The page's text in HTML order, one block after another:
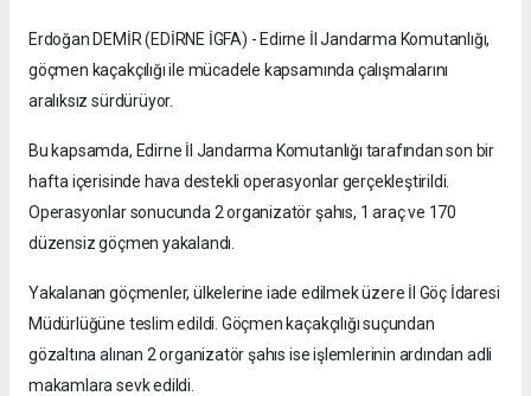
Erdoğan DEMİR (EDİRNE İGFA) - Edirne İl Jandarma Komutanlığı,
göçmen kaçakçılığı ile mücadele kapsamında çalışmalarını
aralıksız sürdürüyor.
Bu kapsamda, Edirne İl Jandarma Komutanlığı tarafından son bir
hafta içerisinde hava destekli operasyonlar gerçekleştirildi.
Operasyonlar sonucunda 2 organizatör şahıs, 1 araç ve 170
düzensiz göçmen yakalandı.
Yakalanan göçmenler, ülkelerine iade edilmek üzere İl Göç İdaresi
Müdürlüğüne teslim edildi. Göçmen kaçakçılığı suçundan
gözaltına alınan 2 organizatör şahıs ise işlemlerinin ardından adli
makamlara sevk edildi.